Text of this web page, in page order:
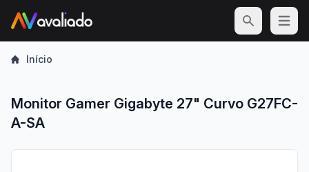
Open
Início
Monitor Gamer Gigabyte 27" Curvo G27FC-
A-SA